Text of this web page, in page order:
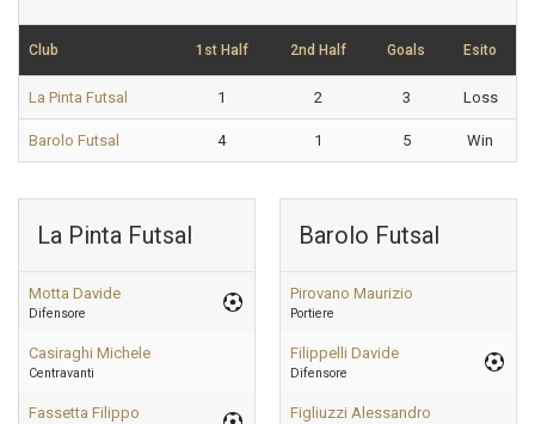
Club 1st Half 2nd Half Goals Esito
La Pinta Futsal 1 2 3 Loss
Barolo Futsal 4 1 5 Win
La Pinta Futsal
Motta Davide
Difensore
Casiraghi Michele
Centravanti
Fassetta Filippo
Barolo Futsal
Pirovano Maurizio
Portiere
Filippelli Davide
Difensore
Figliuzzi Alessandro